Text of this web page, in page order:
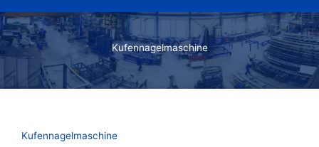
Kufennagelmaschine
Kufennagelmaschine